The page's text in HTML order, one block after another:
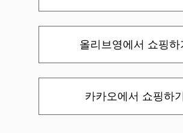
올리브영에서 쇼핑하
카카오에서 쇼핑하기